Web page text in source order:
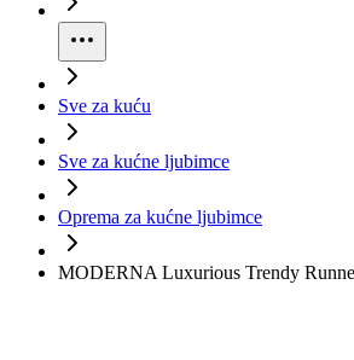
Sve za kuću
Sve za kućne ljubimce
Oprema za kućne ljubimce
MODERNA Luxurious Trendy